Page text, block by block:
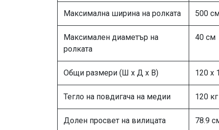
Максимална ширина на ролката 500
Максимален диаметър на
ролката
40 см
Общи размери (Ш x Д x В) 120 x
Тегло на повдигача на медии 120 кг
Долен просвет на вилицата 78.9